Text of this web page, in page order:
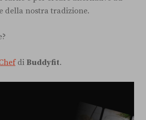
della nostra tradizione.
di Buddyfit.